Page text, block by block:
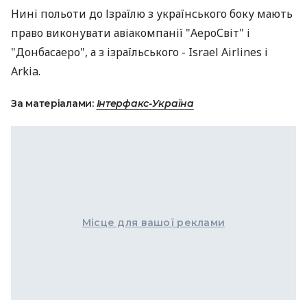
Нині польоти до Ізраїлю з українського боку мають
право виконувати авіакомпанії "АероСвіт" і
"Донбасаеро", а з ізраїльського - Israel Airlines і
Arkia.
За матеріалами: Інтерфакс-Україна
Місце для вашої реклами